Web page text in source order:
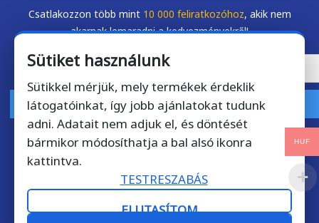
Csatlakozzon több mint 10 000 feliratkozóhoz, akik nem
akarnak lemaradni a kedvezményekről!
FELIRATKOZOM
Kérdése van? Hívjon bátran!
+36 1 901 7372
HUF
Sütiket használunk
Sütikkel mérjük, mely termékek érdeklik
látogatóinkat, így jobb ajánlatokat tudunk
adni. Adatait nem adjuk el, és döntését
bármikor módosíthatja a bal alsó ikonra
kattintva.
TESTRESZABÁS
ELUTASÍTOM